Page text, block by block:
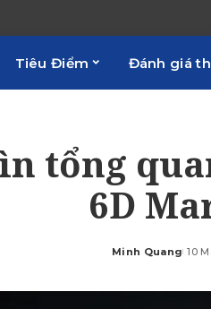
Tiêu Điểm Đánh giá
tổng
6D
Posted
Minh Quang 10